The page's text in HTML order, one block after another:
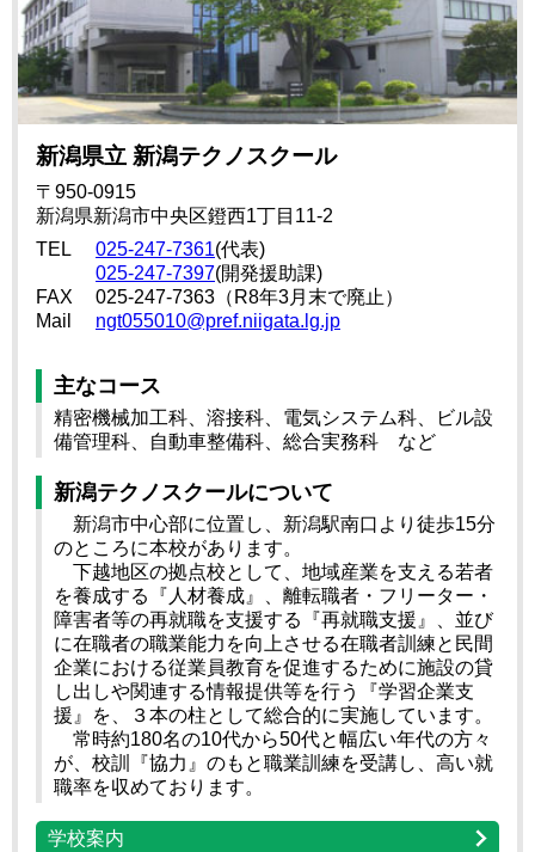
新潟県立 新潟テクノスクール
〒950-0915
新潟県新潟市中央区鐙西1丁目11-2
TEL
025-247-7361(代表)
025-247-7397(開発援助課)
FAX
025-247-7363（R8年3月末で廃止）
Mail
ngt055010@pref.niigata.lg.jp
主なコース
精密機械加工科、溶接科、電気システム科、ビル設
備管理科、自動車整備科、総合実務科 など
新潟テクノスクールについて
新潟市中心部に位置し、新潟駅南口より徒歩15分
のところに本校があります。
下越地区の拠点校として、地域産業を支える若者
を養成する『人材養成』、離転職者・フリーター・
障害者等の再就職を支援する『再就職支援』、並び
に在職者の職業能力を向上させる在職者訓練と民間
企業における従業員教育を促進するために施設の貸
し出しや関連する情報提供等を行う『学習企業支
援』を、３本の柱として総合的に実施しています。
常時約180名の10代から50代と幅広い年代の方々
が、校訓『協力』のもと職業訓練を受講し、高い就
職率を収めております。
学校案内